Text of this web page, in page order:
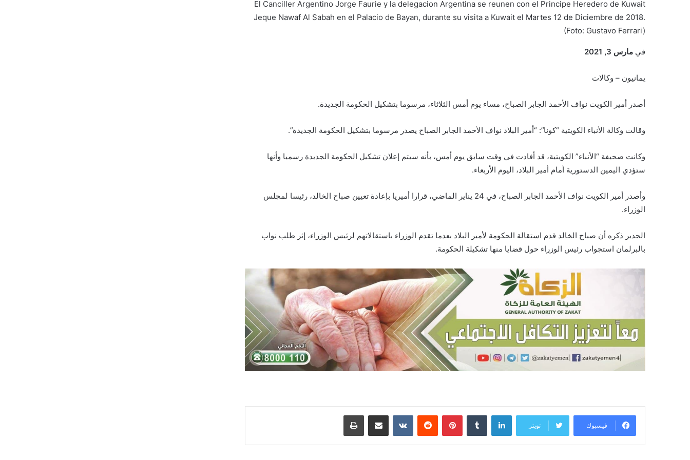
El Canciller Argentino Jorge Faurie y la delegacion Argentina se reunen con el Principe Heredero de Kuwait
Jeque Nawaf Al Sabah en el Palacio de Bayan, durante su visita a Kuwait el Martes 12 de Diciembre de 2018.
(Foto: Gustavo Ferrari)
في مارس 3, 2021
يمانيون – وكالات
أصدر أمير الكويت نواف الأحمد الجابر الصباح، مساء يوم أمس الثلاثاء، مرسوما بتشكيل الحكومة الجديدة.
وقالت وكالة الأنباء الكويتية “كونا”: “أمير البلاد نواف الأحمد الجابر الصباح يصدر مرسوما بتشكيل الحكومة الجديدة”.
وكانت صحيفة “الأنباء” الكويتية، قد أفادت في وقت سابق يوم أمس، بأنه سيتم إعلان تشكيل الحكومة الجديدة رسميا وأنها
ستؤدي اليمين الدستورية أمام أمير البلاد، اليوم الأربعاء.
وأصدر أمير الكويت نواف الأحمد الجابر الصباح، في 24 يناير الماضي، قرارا أميريا بإعادة تعيين صباح الخالد، رئيسا لمجلس
الوزراء.
الجدير ذكره أن صباح الخالد قدم استقالة الحكومة لأمير البلاد بعدما تقدم الوزراء باستقالاتهم لرئيس الوزراء، إثر طلب نواب
بالبرلمان استجواب رئيس الوزراء حول قضايا منها تشكيلة الحكومة.
فيسبوك تويتر
لينكدإن بينتيريست